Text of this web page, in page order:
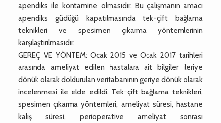
apendiks ile kontamine olmasıdır. Bu çalışmanın amacı
apendiks güdüğü kapatılmasında tek-çift bağlama
teknikleri ve spesimen çıkarma yöntemlerinin
karşılaştırılmasıdır.
GEREÇ VE YÖNTEM: Ocak 2015 ve Ocak 2017 tarihleri
arasında ameliyat edilen hastalara ait bilgiler ileriye
dönük olarak doldurulan veritabanının geriye dönük olarak
incelenmesi ile elde edildi. Tek-çift bağlama teknikleri,
spesimen çıkarma yöntemleri, ameliyat süresi, hastane
kalış süresi, perioperative ameliyat sonrası